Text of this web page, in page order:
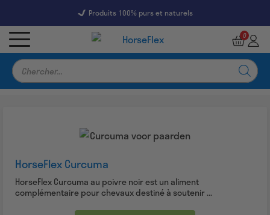
Produits 100% purs et naturels
9,5 7247 Reviews
Recherche
de
produits
0
HorseFlex Curcuma
HorseFlex Curcuma au poivre noir est un aliment
complémentaire pour chevaux destiné à soutenir ...